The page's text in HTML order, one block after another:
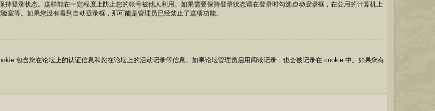
登录状态。这样能在一定程度上防止您的帐号被他人利用。如果需要保持登录状态请在登录时勾选自动登录框，在公用的计算机上
等。如果您没有看到自动登录框，那可能是管理员已经禁止了这项功能。
包含您在论坛上的认证信息和您在论坛上的活动记录等信息。如果论坛管理员启用阅读记录，也会被记录在 cookie 中。如果您有